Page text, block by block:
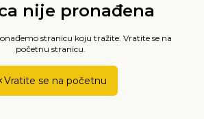
nije pronađena
stranicu koju tražite. Vratite se na
početnu stranicu.
Vratite se na početnu